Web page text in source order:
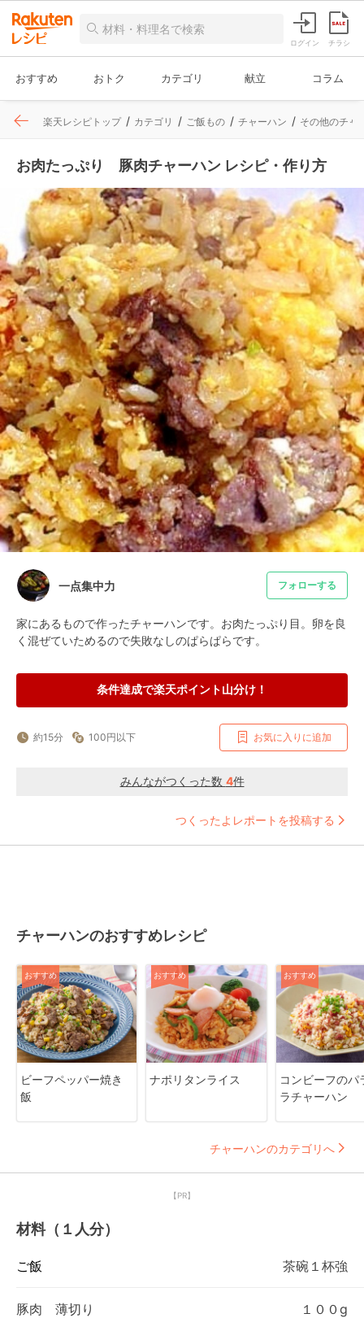
ログイン チラシ
おすすめ おトク カテゴリ 献立 コラム
楽天レシピトップ カテゴリ ご飯もの チャーハン その他のチャ
お肉たっぷり 豚肉チャーハン レシピ・作り方
一点集中力 フォローする
家にあるもので作ったチャーハンです。お肉たっぷり目。卵を良
く混ぜていためるので失敗なしのぱらぱらです。
条件達成で楽天ポイント山分け！
約15分 100円以下 お気に入りに追加
みんながつくった数 4件
つくったよレポートを投稿する
チャーハンのおすすめレシピ
おすすめ
ビーフペッパー焼き
飯
おすすめ
ナポリタンライス
おすすめ
コンビーフのパ
ラチャーハン
チャーハンのカテゴリへ
【PR】
材料（１人分）
ご飯 茶碗１杯強
豚肉 薄切り １００g